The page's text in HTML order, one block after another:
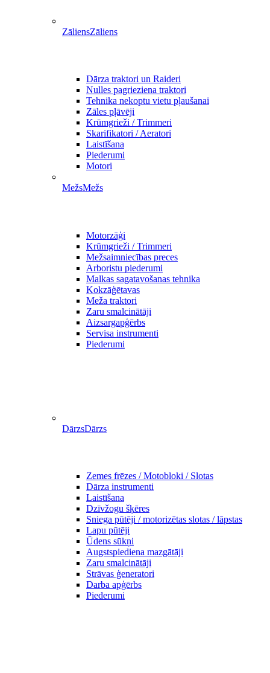
ZāliensZāliens
Dārza traktori un Raideri
Nulles pagrieziena traktori
Tehnika nekoptu vietu pļaušanai
Zāles pļāvēji
Krūmgrieži / Trimmeri
Skarifikatori / Aeratori
Laistīšana
Piederumi
Motori
MežsMežs
Motorzāģi
Krūmgrieži / Trimmeri
Mežsaimniecības preces
Arboristu piederumi
Malkas sagatavošanas tehnika
Kokzāģētavas
Meža traktori
Zaru smalcinātāji
Aizsargapģērbs
Servisa instrumenti
Piederumi
DārzsDārzs
Zemes frēzes / Motobloki / Slotas
Dārza instrumenti
Laistīšana
Dzīvžogu šķēres
Sniega pūtēji / motorizētas slotas / lāpstas
Lapu pūtēji
Ūdens sūkņi
Augstspiediena mazgātāji
Zaru smalcinātāji
Strāvas ģeneratori
Darba apģērbs
Piederumi